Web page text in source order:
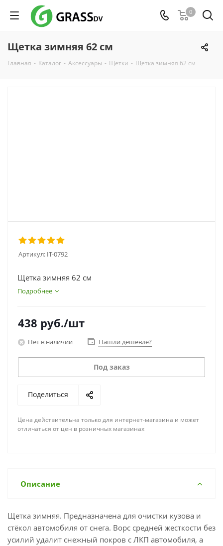
0
Щетка зимняя 62 см
Главная - Каталог - Аксессуары - Щетки - Щетка зимняя 62 см
Артикул: IT-0792
Щетка зимняя 62 см
Подробнее
438 руб./шт
Нет в наличии Нашли дешевле?
Под заказ
Поделиться
Цена действительна только для интернет-магазина и может
отличаться от цен в розничных магазинах
Описание
Щетка зимняя. Предназначена для очистки кузова и
стёкол автомобиля от снега. Ворс средней жесткости без
усилий удалит снежный покров с ЛКП автомобиля, а